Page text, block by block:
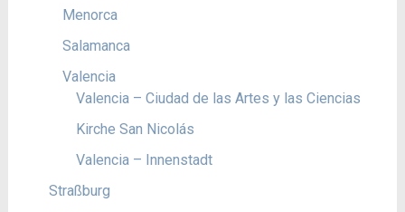
Menorca
Salamanca
Valencia
Valencia – Ciudad de las Artes y las Ciencias
Kirche San Nicolás
Valencia – Innenstadt
Straßburg